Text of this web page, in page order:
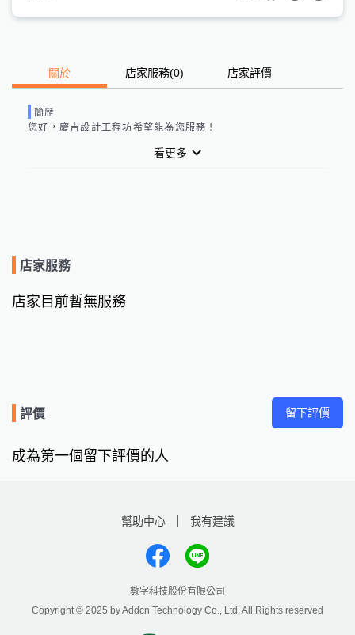
關於 店家服務(0) 店家評價
簡歷
您好， 慶吉設計工程坊希望能為您服務！
看更多
店家服務
店家目前暫無服務
評價 留下評價
成為第一個留下評價的人
幫助中心 我有建議
數字科技股份有限公司
Copyright © 2025 by Addcn Technology Co., Ltd. All Rights reserved